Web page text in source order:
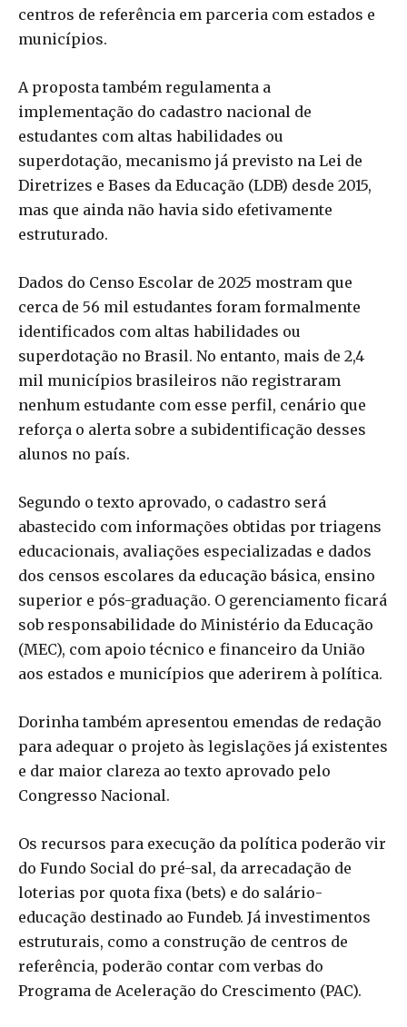
centros de referência em parceria com estados e
municípios.
A proposta também regulamenta a
implementação do cadastro nacional de
estudantes com altas habilidades ou
superdotação, mecanismo já previsto na Lei de
Diretrizes e Bases da Educação (LDB) desde 2015,
mas que ainda não havia sido efetivamente
estruturado.
Dados do Censo Escolar de 2025 mostram que
cerca de 56 mil estudantes foram formalmente
identificados com altas habilidades ou
superdotação no Brasil. No entanto, mais de 2,4
mil municípios brasileiros não registraram
nenhum estudante com esse perfil, cenário que
reforça o alerta sobre a subidentificação desses
alunos no país.
Segundo o texto aprovado, o cadastro será
abastecido com informações obtidas por triagens
educacionais, avaliações especializadas e dados
dos censos escolares da educação básica, ensino
superior e pós-graduação. O gerenciamento ficará
sob responsabilidade do Ministério da Educação
(MEC), com apoio técnico e financeiro da União
aos estados e municípios que aderirem à política.
Dorinha também apresentou emendas de redação
para adequar o projeto às legislações já existentes
e dar maior clareza ao texto aprovado pelo
Congresso Nacional.
Os recursos para execução da política poderão vir
do Fundo Social do pré-sal, da arrecadação de
loterias por quota fixa (bets) e do salário-
educação destinado ao Fundeb. Já investimentos
estruturais, como a construção de centros de
referência, poderão contar com verbas do
Programa de Aceleração do Crescimento (PAC).